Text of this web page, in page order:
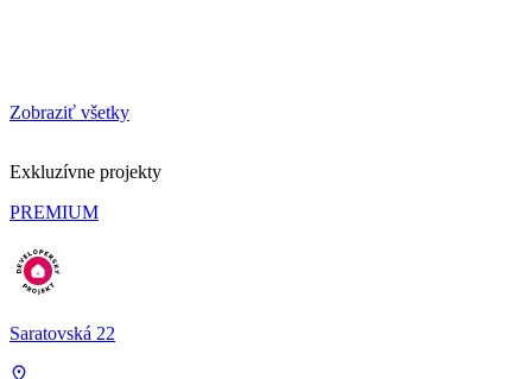
Zobraziť všetky
Exkluzívne projekty
PREMIUM
Saratovská 22